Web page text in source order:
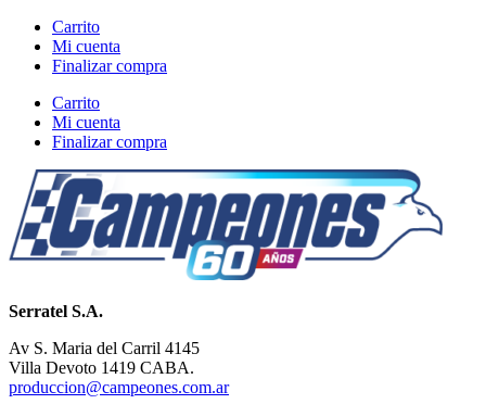
Carrito
Mi cuenta
Finalizar compra
Carrito
Mi cuenta
Finalizar compra
Serratel S.A.
Av S. Maria del Carril 4145
Villa Devoto 1419 CABA.
produccion@campeones.com.ar